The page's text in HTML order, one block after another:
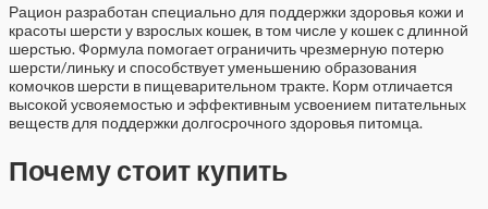
Рацион разработан специально для поддержки здоровья кожи и
красоты шерсти у взрослых кошек, в том числе у кошек с длинной
шерстью. Формула помогает ограничить чрезмерную потерю
шерсти/линьку и способствует уменьшению образования
комочков шерсти в пищеварительном тракте. Корм отличается
высокой усвояемостью и эффективным усвоением питательных
веществ для поддержки долгосрочного здоровья питомца.
Почему стоит купить